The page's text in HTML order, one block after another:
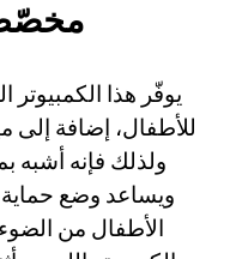
يوفّر هذا
للأطفال، إضافة إلى
ولذلك فإنه أشبه
ويساعد وضع
الأطفال من